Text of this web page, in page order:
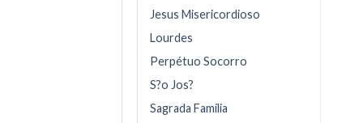
Jesus Misericordioso
Lourdes
Perpétuo Socorro
S?o Jos?
Sagrada Família